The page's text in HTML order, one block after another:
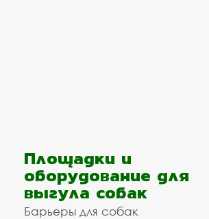
Площадки и
оборудование для
выгула собак
Барьеры для собак